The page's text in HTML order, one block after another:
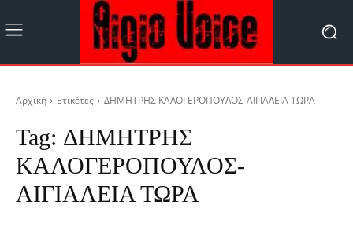
Αρχική Ετικέτες ΔΗΜΗΤΡΗΣ ΚΑΛΟΓΕΡΟΠΟΥΛΟΣ-ΑΙΓΙΑΛΕΙΑ ΤΩΡΑ
Tag: ΔΗΜΗΤΡΗΣ
ΚΑΛΟΓΕΡΟΠΟΥΛΟΣ-
ΑΙΓΙΑΛΕΙΑ ΤΩΡΑ